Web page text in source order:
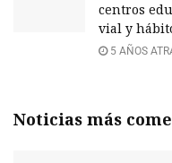
centros
vial y
5 AÑOS
Noticias más